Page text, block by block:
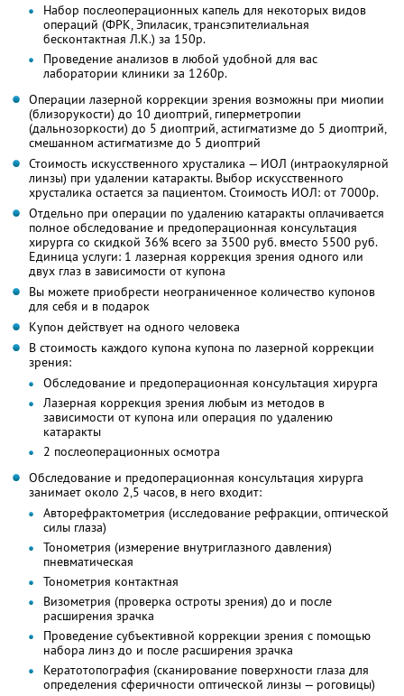
Набор послеоперационных капель для некоторых видов
операций (ФРК, Эпиласик, трансэпителиальная
бесконтактная Л.К.) за 150р.
Проведение анализов в любой удобной для вас
лаборатории клиники за 1260р.
Операции лазерной коррекции зрения возможны при миопии
(близорукости) до 10 диоптрий, гиперметропии
(дальнозоркости) до 5 диоптрий, астигматизме до 5 диоптрий,
смешанном астигматизме до 5 диоптрий
Стоимость искусственного хрусталика — ИОЛ (интраокулярной
линзы) при удалении катаракты. Выбор искусственного
хрусталика остается за пациентом. Стоимость ИОЛ: от 7000р.
Отдельно при операции по удалению катаракты оплачивается
полное обследование и предоперационная консультация
хирурга со скидкой 36% всего за 3500 руб. вместо 5500 руб.
Единица услуги: 1 лазерная коррекция зрения одного или
двух глаз в зависимости от купона
Вы можете приобрести неограниченное количество купонов
для себя и в подарок
Купон действует на одного человека
В стоимость каждого купона купона по лазерной коррекции
зрения:
Обследование и предоперационная консультация хирурга
Лазерная коррекция зрения любым из методов в
зависимости от купона или операция по удалению
катаракты
2 послеоперационных осмотра
Обследование и предоперационная консультация хирурга
занимает около 2,5 часов, в него входит:
Авторефрактометрия (исследование рефракции, оптической
силы глаза)
Тонометрия (измерение внутриглазного давления)
пневматическая
Тонометрия контактная
Визометрия (проверка остроты зрения) до и после
расширения зрачка
Проведение субъективной коррекции зрения с помощью
набора линз до и после расширения зрачка
Кератотопография (сканирование поверхности глаза для
определения сферичности оптической линзы — роговицы)